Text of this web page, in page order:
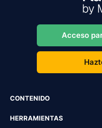
Acceso
CONTENIDO
HERRAMIENTAS